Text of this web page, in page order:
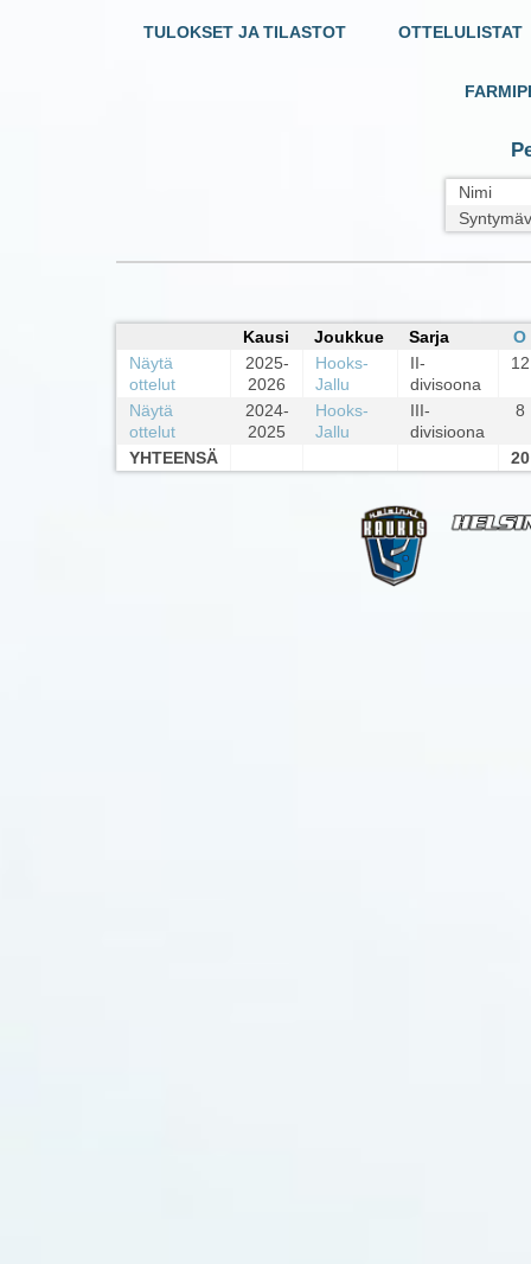
TULOKSET JA TILASTOT OTTELULISTAT
Nimi
Kausi Joukkue Sarja
O
Näytä
ottelut
2025-
2026
Hooks-
Jallu
II-
divisoona
12
Näytä
ottelut
2024-
2025
Hooks-
Jallu
III-
divisioona
8
YHTEENSÄ 20